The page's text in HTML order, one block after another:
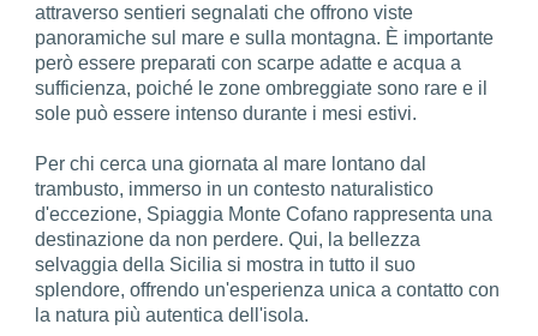
attraverso sentieri segnalati che offrono viste
panoramiche sul mare e sulla montagna. È importante
però essere preparati con scarpe adatte e acqua a
sufficienza, poiché le zone ombreggiate sono rare e il
sole può essere intenso durante i mesi estivi.
Per chi cerca una giornata al mare lontano dal
trambusto, immerso in un contesto naturalistico
d'eccezione, Spiaggia Monte Cofano rappresenta una
destinazione da non perdere. Qui, la bellezza
selvaggia della Sicilia si mostra in tutto il suo
splendore, offrendo un'esperienza unica a contatto con
la natura più autentica dell'isola.